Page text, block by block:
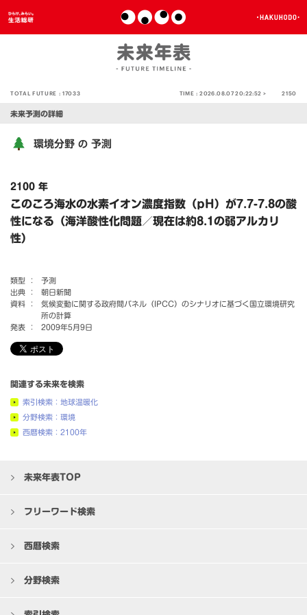
TOTAL FUTURE :17033 TIME :2026.08.07 20:22:52 > 2150
未来予測の詳細
環境分野 の 予測
2100 年
このころ海水の水素イオン濃度指数（pH）が7.7-7.8の酸
性になる（海洋酸性化問題／現在は約8.1の弱アルカリ
性）
類型 ：
予測
出典 ：
朝日新聞
資料 ：
気候変動に関する政府間パネル（IPCC）のシナリオに基づく国立環境研究
所の計算
発表 ：
2009年5月9日
関連する未来を検索
索引検索：地球温暖化
分野検索：環境
西暦検索：2100年
未来年表TOP
フリーワード検索
西暦検索
分野検索